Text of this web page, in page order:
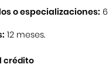
o especializaciones:
12 meses.
crédito